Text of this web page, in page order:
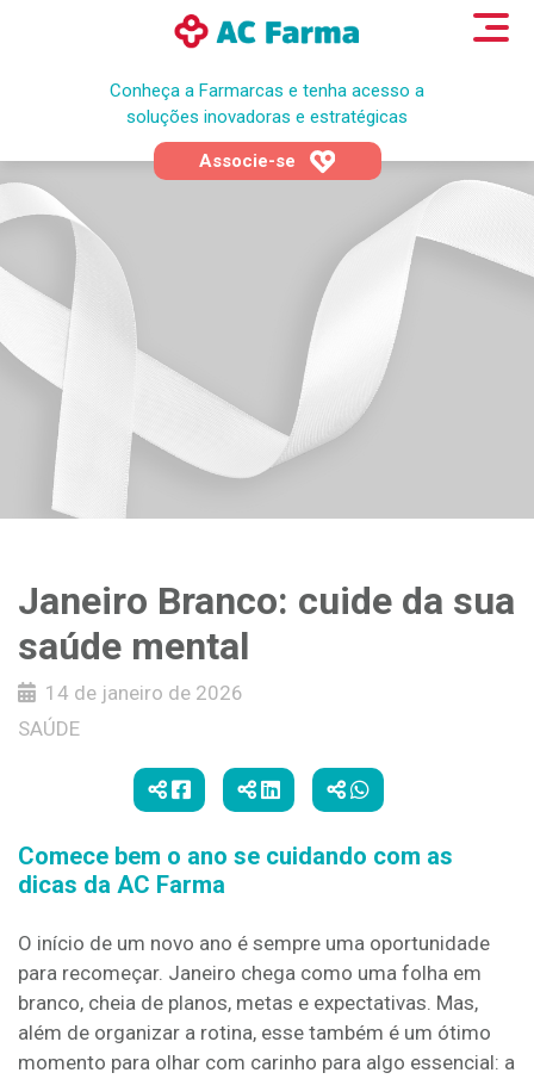
Conheça a Farmarcas e tenha acesso a
soluções inovadoras e estratégicas
Associe-se
Janeiro Branco: cuide da sua
saúde mental
14 de janeiro de 2026
SAÚDE
Comece bem o ano se cuidando com as
dicas da AC Farma
O início de um novo ano é sempre uma oportunidade
para recomeçar. Janeiro chega como uma folha em
branco, cheia de planos, metas e expectativas. Mas,
além de organizar a rotina, esse também é um ótimo
momento para olhar com carinho para algo essencial: a